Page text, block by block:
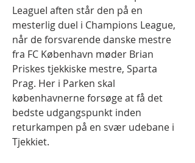
LeagueI aften står den på en
mesterlig duel i Champions League,
når de forsvarende danske mestre
fra FC København møder Brian
Priskes tjekkiske mestre, Sparta
Prag. Her i Parken skal
københavnerne forsøge at få det
bedste udgangspunkt inden
returkampen på en svær udebane i
Tjekkiet.